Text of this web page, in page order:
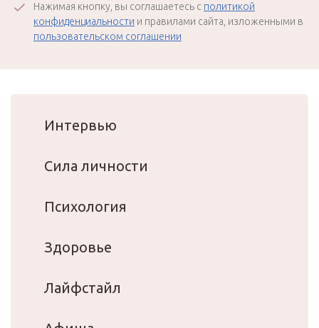
Нажимая кнопку, вы соглашаетесь с политикой
конфиденциальности и правилами сайта, изложенными в
пользовательском соглашении
Интервью
Сила личности
Психология
Здоровье
Лайфстайл